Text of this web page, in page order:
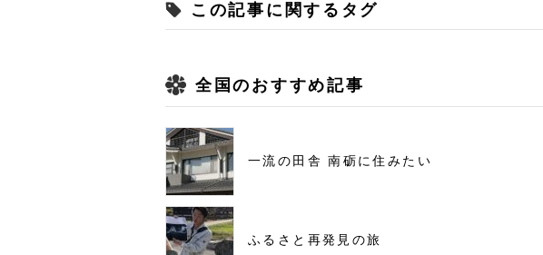
この記事に関するタグ
全国のおすすめ記事
一流の田舎 南砺に住みたい
ふるさと再発見の旅